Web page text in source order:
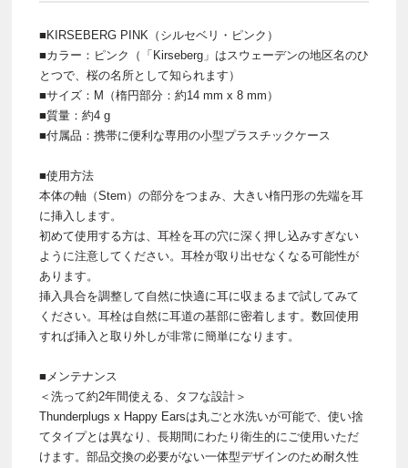
■KIRSEBERG PINK（シルセベリ・ピンク）
■カラー：ピンク（「Kirseberg」はスウェーデンの地区名のひ
とつで、桜の名所として知られます）
■サイズ：M（楕円部分：約14 mm x 8 mm）
■質量：約4 g
■付属品：携帯に便利な専用の小型プラスチックケース
■使用方法
本体の軸（Stem）の部分をつまみ、大きい楕円形の先端を耳
に挿入します。
初めて使用する方は、耳栓を耳の穴に深く押し込みすぎない
ように注意してください。耳栓が取り出せなくなる可能性が
あります。
挿入具合を調整して自然に快適に耳に収まるまで試してみて
ください。耳栓は自然に耳道の基部に密着します。数回使用
すれば挿入と取り外しが非常に簡単になります。
■メンテナンス
＜洗って約2年間使える、タフな設計＞
Thunderplugs x Happy Earsは丸ごと水洗いが可能で、使い捨
てタイプとは異なり、長期間にわたり衛生的にご使用いただ
けます。部品交換の必要がない一体型デザインのため耐久性